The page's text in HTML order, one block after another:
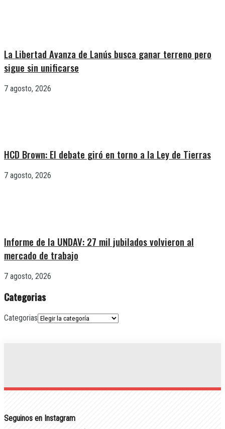
La Libertad Avanza de Lanús busca ganar terreno pero
sigue sin unificarse
7 agosto, 2026
HCD Brown: El debate giró en torno a la Ley de Tierras
7 agosto, 2026
Informe de la UNDAV: 27 mil jubilados volvieron al
mercado de trabajo
7 agosto, 2026
Categorias
Categorias
Seguinos en Instagram